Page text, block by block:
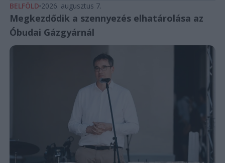
BELFÖLD 2026. augusztus 7.
Megkezdődik a szennyezés elhatárolása az
Óbudai Gázgyárnál